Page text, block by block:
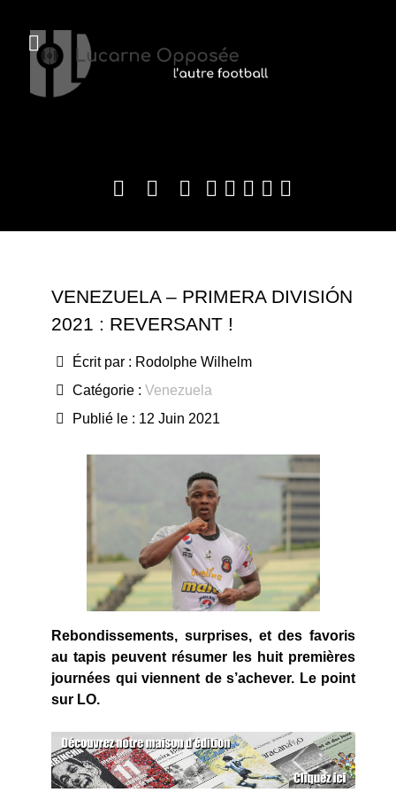
VENEZUELA – PRIMERA DIVISIÓN
2021 : REVERSANT !
Écrit par : Rodolphe Wilhelm
Catégorie : Venezuela
Publié le : 12 Juin 2021
Rebondissements, surprises, et des favoris
au tapis peuvent résumer les huit premières
journées qui viennent de s’achever. Le point
sur LO.